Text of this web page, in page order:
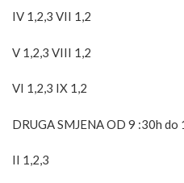
IV 1,2,3 VII 1,2
V 1,2,3 VIII 1,2
VI 1,2,3 IX 1,2
DRUGA SMJENA OD 9 :30h do
II 1,2,3